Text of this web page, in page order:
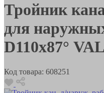
Тройник
для
D110х87°
Код товара: 608251